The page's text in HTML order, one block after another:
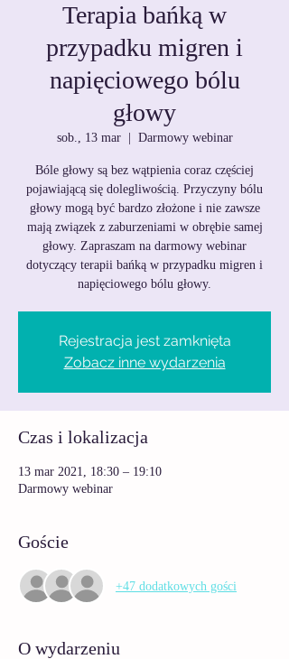
Terapia bańką w
przypadku migren i
napięciowego bólu
głowy
sob., 13 mar
  |
Darmowy webinar
Bóle głowy są bez wątpienia coraz częściej
pojawiającą się dolegliwością. Przyczyny bólu
głowy mogą być bardzo złożone i nie zawsze
mają związek z zaburzeniami w obrębie samej
głowy. Zapraszam na darmowy webinar
dotyczący terapii bańką w przypadku migren i
napięciowego bólu głowy.
Rejestracja jest zamknięta
Zobacz inne wydarzenia
Czas i lokalizacja
13 mar 2021, 18:30 – 19:10
Darmowy webinar
Goście
+47 dodatkowych gości
O wydarzeniu